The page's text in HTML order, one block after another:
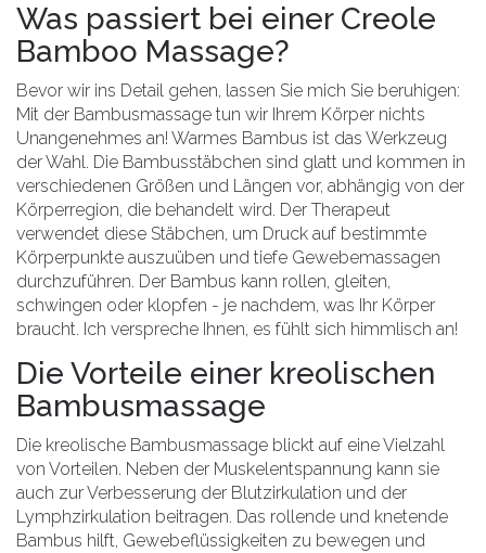
Was passiert bei einer Creole
Bamboo Massage?
Bevor wir ins Detail gehen, lassen Sie mich Sie beruhigen:
Mit der Bambusmassage tun wir Ihrem Körper nichts
Unangenehmes an! Warmes Bambus ist das Werkzeug
der Wahl. Die Bambusstäbchen sind glatt und kommen in
verschiedenen Größen und Längen vor, abhängig von der
Körperregion, die behandelt wird. Der Therapeut
verwendet diese Stäbchen, um Druck auf bestimmte
Körperpunkte auszuüben und tiefe Gewebemassagen
durchzuführen. Der Bambus kann rollen, gleiten,
schwingen oder klopfen - je nachdem, was Ihr Körper
braucht. Ich verspreche Ihnen, es fühlt sich himmlisch an!
Die Vorteile einer kreolischen
Bambusmassage
Die kreolische Bambusmassage blickt auf eine Vielzahl
von Vorteilen. Neben der Muskelentspannung kann sie
auch zur Verbesserung der Blutzirkulation und der
Lymphzirkulation beitragen. Das rollende und knetende
Bambus hilft, Gewebeflüssigkeiten zu bewegen und